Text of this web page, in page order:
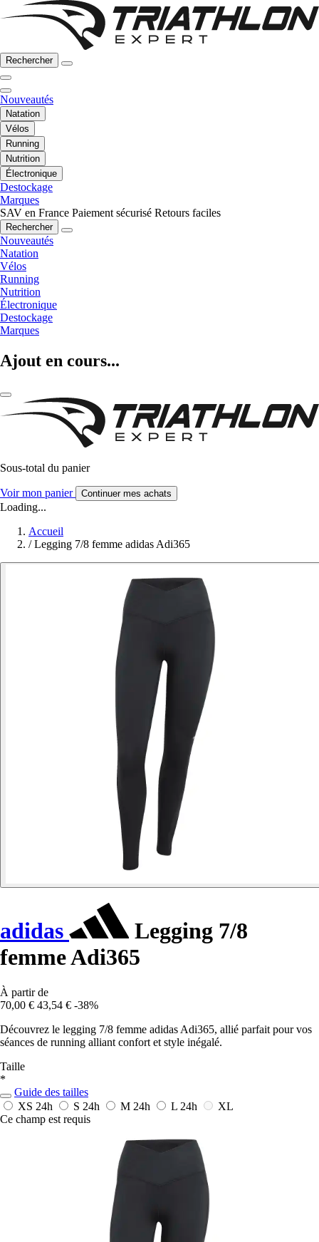
Rechercher
Nouveautés
Natation
Vélos
Running
Nutrition
Électronique
Destockage
Marques
SAV en France Paiement sécurisé Retours faciles
Rechercher
Nouveautés
Natation
Vélos
Running
Nutrition
Électronique
Destockage
Marques
Ajout en cours...
Sous-total du panier
Voir mon panier Continuer mes achats
Loading...
Accueil
/ Legging 7/8 femme adidas Adi365
adidas
Legging 7/8
femme Adi365
À partir de
70,00 € 43,54 € -38%
Découvrez le legging 7/8 femme adidas Adi365, allié parfait pour vos
séances de running alliant confort et style inégalé.
Taille
*
Guide des tailles
XS 24h S 24h M 24h L 24h
XL
Ce champ est requis